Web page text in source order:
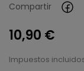
Compartir
10,90 €
Impuestos